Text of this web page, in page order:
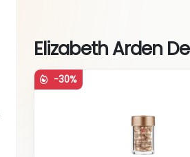
Elizabeth Arden
-30%